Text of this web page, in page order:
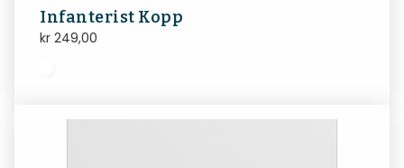
Infanterist Kopp
kr 249,00